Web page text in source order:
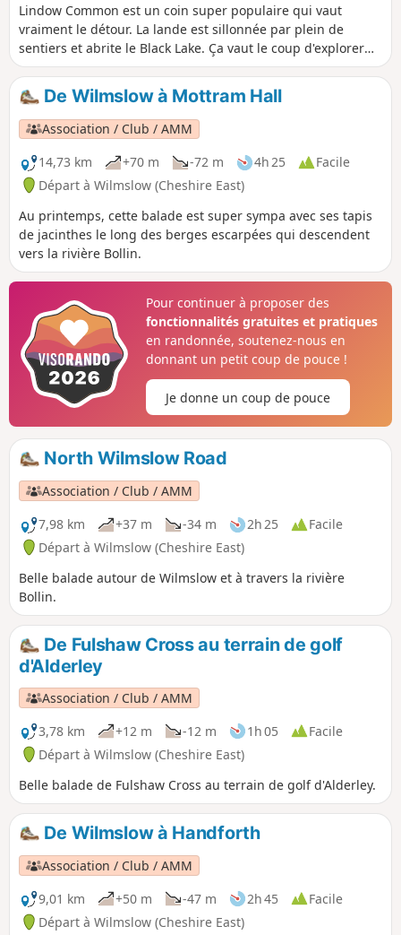
Lindow Common est un coin super populaire qui vaut
vraiment le détour. La lande est sillonnée par plein de
sentiers et abrite le Black Lake. Ça vaut le coup d'explorer
les zones loin du Black Lake, où on trouve des petites mares
et des étendues de bruyère. Beaucoup de travaux de
conservation sont en cours sur la lande pour garder son
aspect ouvert et protéger la faune et la flore. Elle est classée
site d'intérêt scientifique particulier.
De Wilmslow à Mottram Hall
Association / Club / AMM
14,73 km
+70 m -72 m 4h 25
Facile
Départ à Wilmslow (Cheshire East)
Au printemps, cette balade est super sympa avec ses tapis
de jacinthes le long des berges escarpées qui descendent
vers la rivière Bollin.
Pour continuer à proposer des
fonctionnalités gratuites et pratiques
en randonnée, soutenez-nous en
donnant un petit coup de pouce !
Je donne un coup de pouce
North Wilmslow Road
Association / Club / AMM
7,98 km
+37 m -34 m 2h 25
Facile
Départ à Wilmslow (Cheshire East)
Belle balade autour de Wilmslow et à travers la rivière
Bollin.
De Fulshaw Cross au terrain de golf
d'Alderley
Association / Club / AMM
3,78 km
+12 m -12 m 1h 05
Facile
Départ à Wilmslow (Cheshire East)
Belle balade de Fulshaw Cross au terrain de golf d'Alderley.
De Wilmslow à Handforth
Association / Club / AMM
9,01 km
+50 m -47 m 2h 45
Facile
Départ à Wilmslow (Cheshire East)